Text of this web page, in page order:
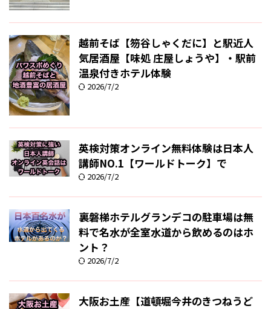
越前そば【笏谷しゃくだに】と駅近人
気居酒屋【味処 庄屋しょうや】・駅前
温泉付きホテル体験
2026/7/2
英検対策オンライン無料体験は日本人
講師NO.1【ワールドトーク】で
2026/7/2
裏磐梯ホテルグランデコの駐車場は無
料で名水が全室水道から飲めるのはホ
ント？
2026/7/2
大阪お土産【道頓堀今井のきつねうど